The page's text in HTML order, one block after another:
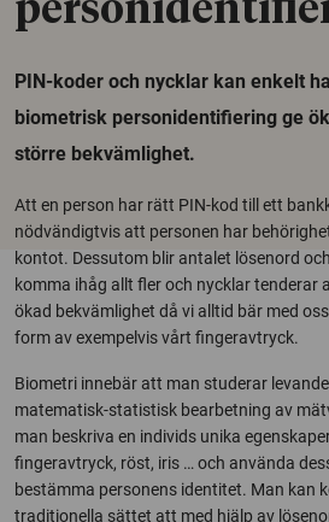
PIN-koder och nycklar kan enkelt
biometrisk personidentifiering ge
större bekvämlighet.
Att en person har rätt PIN-kod till ett
nödvändigtvis att personen har
kontot. Dessutom blir antalet lösenord
komma ihåg allt fler och nycklar tenderar
ökad bekvämlighet då vi alltid bär med
form av exempelvis vårt fingeravtryck.
Biometri innebär att man studerar
matematisk-statistisk bearbetning av
man beskriva en individs unika
fingeravtryck, röst, iris … och använda
bestämma personens identitet. Man kan
traditionella sättet att med hjälp av